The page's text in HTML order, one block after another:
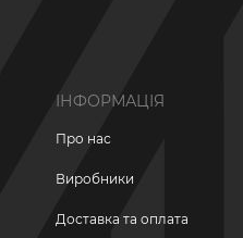
ІНФОРМАЦІЯ
Про нас
Виробники
Доставка та оплата